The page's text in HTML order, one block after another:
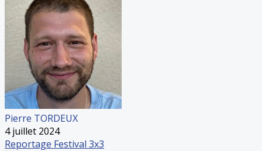
Pierre TORDEUX
4 juillet 2024
Reportage Festival 3x3